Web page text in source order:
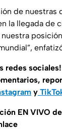
de nuestras
la llegada de
,
redes
y
EN VIVO